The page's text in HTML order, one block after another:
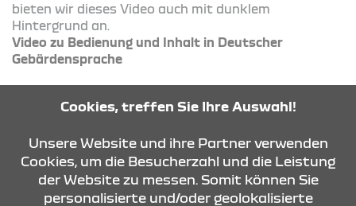
bieten wir dieses Video auch mit dunklem
Hintergrund an.
Video zu Bedienung und Inhalt in Deutscher
Gebärdensprache
ÖFFNUNGSZEITEN
Cookies, treffen Sie Ihre Auswahl!
Unsere Website und ihre Partner verwenden
Cookies, um die Besucherzahl und die Leistung
der Website zu messen. Somit können Sie
personalisierte und/oder geolokalisierte